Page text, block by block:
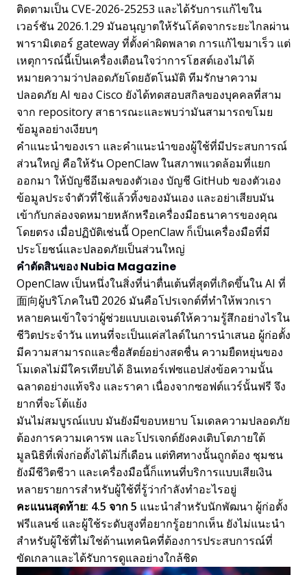
ติดตามเป็น CVE-2026-25253 และได้รับการแก้ไขใน
เวอร์ชัน 2026.1.29 มันอนุญาตให้รันโค้ดจากระยะไกลผ่าน
พารามิเตอร์ gateway ที่ตั้งค่าผิดพลาด การแก้ไขมาเร็ว แต่
เหตุการณ์นี้เป็นเครื่องเตือนใจว่าการโฮสต์เองไม่ได้
หมายความว่าปลอดภัยโดยอัตโนมัติ ทีมรักษาความ
ปลอดภัย AI ของ Cisco ยังได้ทดสอบสกิลของบุคคลที่สาม
จาก repository สาธารณะและพบว่ามันสามารถขโมย
ข้อมูลอย่างเงียบๆ
คำแนะนำของเรา และคำแนะนำของผู้ใช้ที่มีประสบการณ์
ส่วนใหญ่ คือให้รัน OpenClaw ในสภาพแวดล้อมที่แยก
ออกมา ให้บัญชีอีเมลของตัวเอง บัญชี GitHub ของตัวเอง
ข้อมูลประจำตัวที่ใช้แล้วทิ้งของมันเอง และอย่าเสียบมัน
เข้ากับกล่องจดหมายหลักหรือเครื่องมือธนาคารของคุณ
โดยตรง เมื่อปฏิบัติเช่นนี้ OpenClaw ก็เป็นเครื่องมือที่มี
ประโยชน์และปลอดภัยเป็นส่วนใหญ่
คำตัดสินของ Nubia Magazine
OpenClaw เป็นหนึ่งในสิ่งที่น่าตื่นเต้นที่สุดที่เกิดขึ้นใน AI ที่
面向ผู้บริโภคในปี 2026 มันคือโปรเจกต์ที่ทำให้พวกเรา
หลายคนเข้าใจว่าผู้ช่วยแบบเอเจนต์ให้ความรู้สึกอย่างไรใน
ชีวิตประจำวัน แทนที่จะเป็นแค่สไลด์ในการนำเสนอ ผู้ก่อตั้ง
มีความสามารถและซื่อสัตย์อย่างสดชื่น ความยืดหยุ่นของ
โมเดลไม่มีใครเทียบได้ อินเทอร์เฟซแอปส่งข้อความนั้น
ฉลาดอย่างแท้จริง และราคา เนื่องจากซอฟต์แวร์นั้นฟรี จึง
ยากที่จะโต้แย้ง
มันไม่สมบูรณ์แบบ มันยังมีขอบหยาบ โมเดลความปลอดภัย
ต้องการความเคารพ และโปรเจกต์ยังคงเติบโตภายใต้
มูลนิธิที่เพิ่งก่อตั้งได้ไม่กี่เดือน แต่ทิศทางนั้นถูกต้อง ชุมชน
ยังมีชีวิตชีวา และเครื่องมือนี้ก็แทนที่บริการแบบเสียเงิน
หลายรายการสำหรับผู้ใช้ที่รู้ว่ากำลังทำอะไรอยู่
คะแนนสุดท้าย: 4.5 จาก 5 แนะนำสำหรับนักพัฒนา ผู้ก่อตั้ง
ฟรีแลนซ์ และผู้ใช้ระดับสูงที่อยากรู้อยากเห็น ยังไม่แนะนำ
สำหรับผู้ใช้ที่ไม่ใช่ด้านเทคนิคที่ต้องการประสบการณ์ที่
ขัดเกลาและได้รับการดูแลอย่างใกล้ชิด